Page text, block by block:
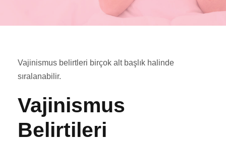
Vajinismus belirtleri birçok alt başlık halinde
sıralanabilir.
Vajinismus
Belirtileri